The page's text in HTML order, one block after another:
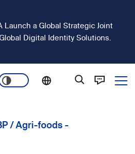
Launch a Global Strategic Joint
Digital Identity Solutions.
/ Agri-foods -